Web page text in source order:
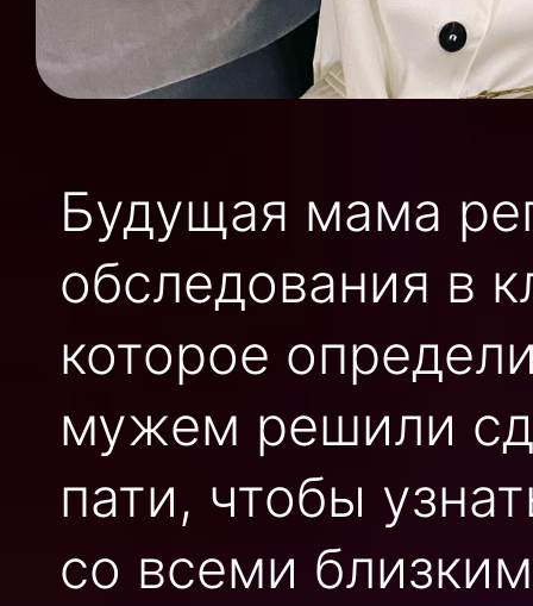
Будущая мама
обследования в
которое
мужем решили
пати, чтобы
со всеми